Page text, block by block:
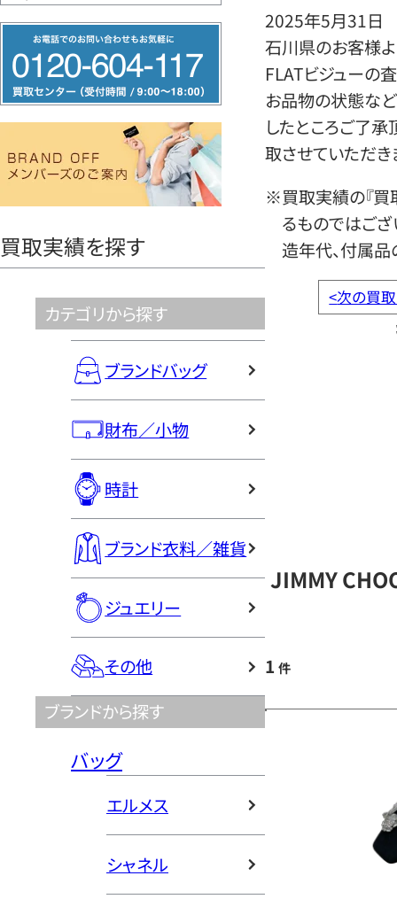
リ
ー
ヤ
買取実績を探す
カテゴリから探す
ブランドバッグ
財布／小物
時計
ブランド衣料／雑貨
ジュエリー
その他
ブランドから探す
バッグ
エルメス
シャネル
2025年5月31日
石川県のお客様よ
FLATビジューの
お品物の状態など
したところご了
取させていただき
※買取実績の『買
るものではござ
造年代、付属品
<次の買
JIMMY
1 件